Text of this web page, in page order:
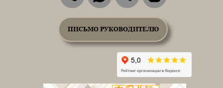
ПИСЬМО РУКОВОДИТЕЛЮ